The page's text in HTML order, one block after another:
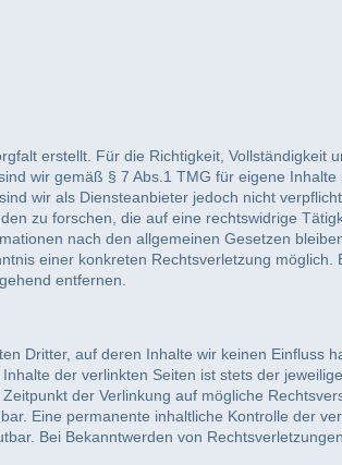
erstellt. Für die Richtigkeit, Vollständigkeit
wir gemäß § 7 Abs.1 TMG für eigene
wir als Diensteanbieter jedoch nicht
zu forschen, die auf eine rechtswidrige
nach den allgemeinen Gesetzen
einer konkreten Rechtsverletzung
entfernen.
Dritter, auf deren Inhalte wir keinen Einfluss
der verlinkten Seiten ist stets der
der Verlinkung auf mögliche
Eine permanente inhaltliche Kontrolle der
Bei Bekanntwerden von